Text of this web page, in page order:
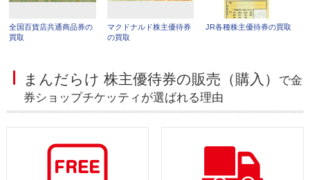
全国百貨店共通商品券の
買取
マクドナルド株主優待券
の買取
JR各種株主優待券の買取
まんだらけ 株主優待券の販売（購入）
で金
券ショップチケッティが選ばれる理由